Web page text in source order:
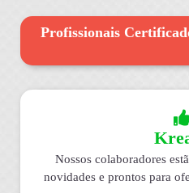
Profissionais
Nossos colaboradores
novidades e prontos para